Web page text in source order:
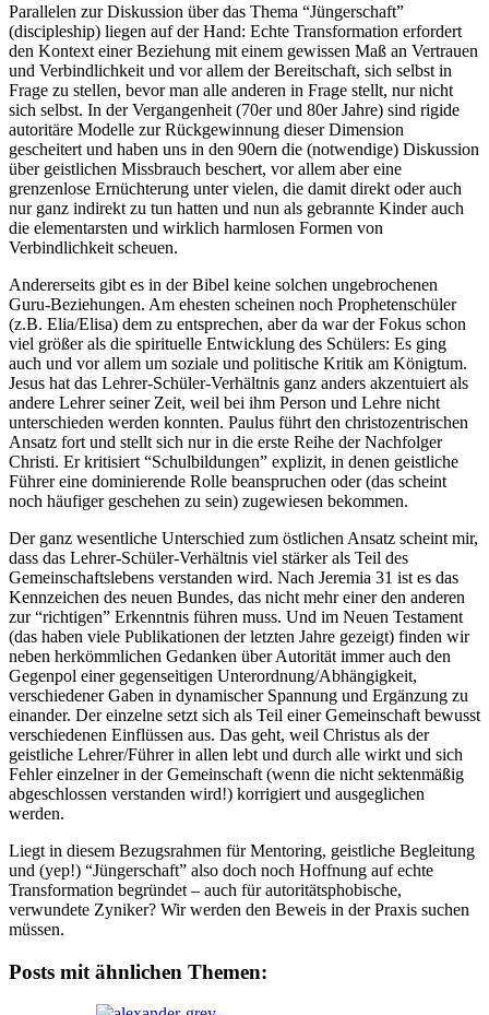
Parallelen zur Diskussion über das Thema “Jüngerschaft”
(discipleship) liegen auf der Hand: Echte Transformation erfordert
den Kontext einer Beziehung mit einem gewissen Maß an Vertrauen
und Verbindlichkeit und vor allem der Bereitschaft, sich selbst in
Frage zu stellen, bevor man alle anderen in Frage stellt, nur nicht
sich selbst. In der Vergangenheit (70er und 80er Jahre) sind rigide
autoritäre Modelle zur Rückgewinnung dieser Dimension
gescheitert und haben uns in den 90ern die (notwendige) Diskussion
über geistlichen Missbrauch beschert, vor allem aber eine
grenzenlose Ernüchterung unter vielen, die damit direkt oder auch
nur ganz indirekt zu tun hatten und nun als gebrannte Kinder auch
die elementarsten und wirklich harmlosen Formen von
Verbindlichkeit scheuen.
Andererseits gibt es in der Bibel keine solchen ungebrochenen
Guru-Beziehungen. Am ehesten scheinen noch Prophetenschüler
(z.B. Elia/Elisa) dem zu entsprechen, aber da war der Fokus schon
viel größer als die spirituelle Entwicklung des Schülers: Es ging
auch und vor allem um soziale und politische Kritik am Königtum.
Jesus hat das Lehrer-Schüler-Verhältnis ganz anders akzentuiert als
andere Lehrer seiner Zeit, weil bei ihm Person und Lehre nicht
unterschieden werden konnten. Paulus führt den christozentrischen
Ansatz fort und stellt sich nur in die erste Reihe der Nachfolger
Christi. Er kritisiert “Schulbildungen” explizit, in denen geistliche
Führer eine dominierende Rolle beanspruchen oder (das scheint
noch häufiger geschehen zu sein) zugewiesen bekommen.
Der ganz wesentliche Unterschied zum östlichen Ansatz scheint mir,
dass das Lehrer-Schüler-Verhältnis viel stärker als Teil des
Gemeinschaftslebens verstanden wird. Nach Jeremia 31 ist es das
Kennzeichen des neuen Bundes, das nicht mehr einer den anderen
zur “richtigen” Erkenntnis führen muss. Und im Neuen Testament
(das haben viele Publikationen der letzten Jahre gezeigt) finden wir
neben herkömmlichen Gedanken über Autorität immer auch den
Gegenpol einer gegenseitigen Unterordnung/Abhängigkeit,
verschiedener Gaben in dynamischer Spannung und Ergänzung zu
einander. Der einzelne setzt sich als Teil einer Gemeinschaft bewusst
verschiedenen Einflüssen aus. Das geht, weil Christus als der
geistliche Lehrer/Führer in allen lebt und durch alle wirkt und sich
Fehler einzelner in der Gemeinschaft (wenn die nicht sektenmäßig
abgeschlossen verstanden wird!) korrigiert und ausgeglichen
werden.
Liegt in diesem Bezugsrahmen für Mentoring, geistliche Begleitung
und (yep!) “Jüngerschaft” also doch noch Hoffnung auf echte
Transformation begründet – auch für autoritätsphobische,
verwundete Zyniker? Wir werden den Beweis in der Praxis suchen
müssen.
Posts mit ähnlichen Themen: